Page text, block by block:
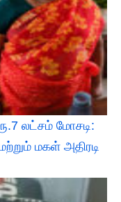
லட்சம் மோசடி:
மகள் அதிரடி